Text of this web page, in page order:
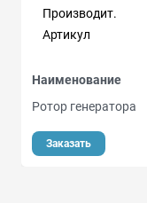
Производит.
Артикул
Наименование
Ротор генератора
Заказать